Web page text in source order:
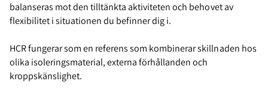
balanseras mot den tilltänkta aktiviteten och behovet av
flexibilitet i situationen du befinner dig i.
HCR fungerar som en referens som kombinerar skillnaden hos
olika isoleringsmaterial, externa förhållanden och
kroppskänslighet.